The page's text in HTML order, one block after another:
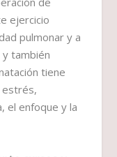
ejercicio
pulmonar y a
también
tiene
estrés,
el enfoque y la